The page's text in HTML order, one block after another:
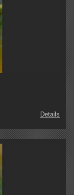
Details